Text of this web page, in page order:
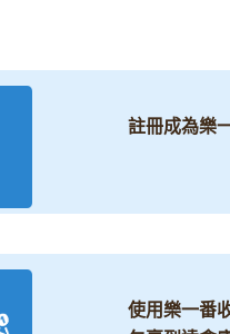
註冊成為樂
使用樂一番